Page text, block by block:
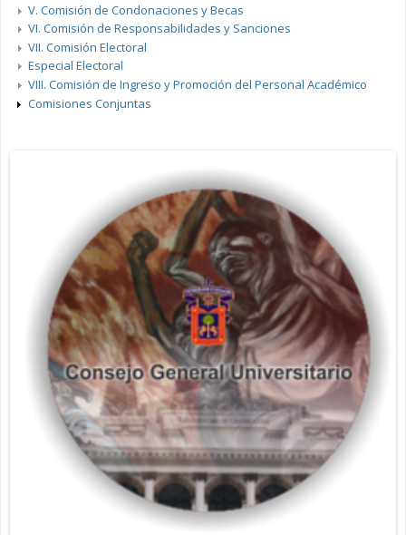
V. Comisión de Condonaciones y Becas
VI. Comisión de Responsabilidades y Sanciones
VII. Comisión Electoral
Especial Electoral
VIII. Comisión de Ingreso y Promoción del Personal Académico
Comisiones Conjuntas